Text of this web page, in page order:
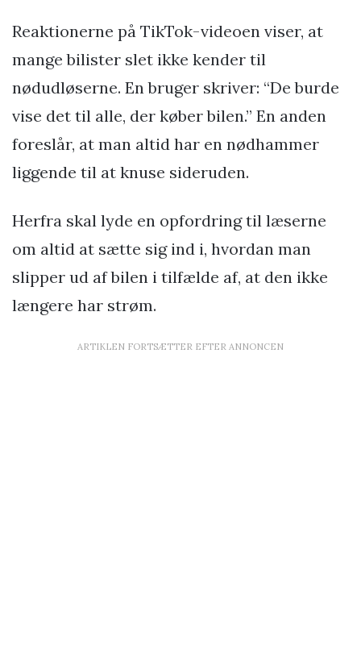
Reaktionerne på TikTok-videoen viser, at
mange bilister slet ikke kender til
nødudløserne. En bruger skriver: “De burde
vise det til alle, der køber bilen.” En anden
foreslår, at man altid har en nødhammer
liggende til at knuse sideruden.
Herfra skal lyde en opfordring til læserne
om altid at sætte sig ind i, hvordan man
slipper ud af bilen i tilfælde af, at den ikke
længere har strøm.
ARTIKLEN FORTSÆTTER EFTER ANNONCEN